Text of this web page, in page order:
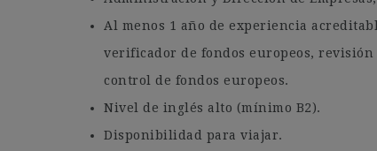
Al menos 1 año de experiencia
verificador de fondos europeos,
control de fondos europeos.
Nivel de inglés alto (mínimo B2).
Disponibilidad para viajar.